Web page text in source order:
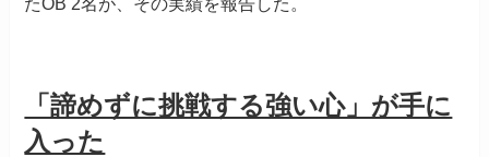
「諦めずに挑戦する強い心」が手に
入った